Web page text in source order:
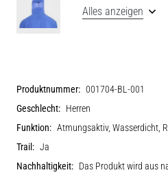
Alles anzeigen
Produktnummer: 001704-BL-001
Geschlecht: Herren
Funktion: Atmungsaktiv, Wasserdicht,
Trail: Ja
Nachhaltigkeit: Das Produkt wird aus